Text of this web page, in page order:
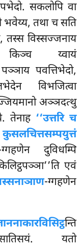
सकलोपि वा
भवेय्य, तथा च सति
तस्स विस्सज्जनाय
य्वायं
पञ्ञाय पवत्तिभेदो,
विभजित्वा
अञ्ञदत्थु
तेनाह ‘‘उत्तरि च
कुसलचित्तसम्पयुत्तं
दुविधम्पि
एवं
-ग्गहणेन
न्ति
सातिसयं. यतो